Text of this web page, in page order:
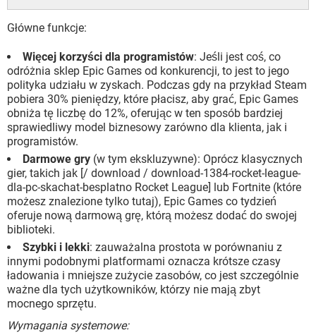
Główne funkcje:
Więcej korzyści dla programistów: Jeśli jest coś, co
odróżnia sklep Epic Games od konkurencji, to jest to jego
polityka udziału w zyskach. Podczas gdy na przykład Steam
pobiera 30% pieniędzy, które płacisz, aby grać, Epic Games
obniża tę liczbę do 12%, oferując w ten sposób bardziej
sprawiedliwy model biznesowy zarówno dla klienta, jak i
programistów.
Darmowe gry (w tym ekskluzywne): Oprócz klasycznych
gier, takich jak [/ download / download-1384-rocket-league-
dla-pc-skachat-besplatno Rocket League] lub Fortnite (które
możesz znalezione tylko tutaj), Epic Games co tydzień
oferuje nową darmową grę, którą możesz dodać do swojej
biblioteki.
Szybki i lekki: zauważalna prostota w porównaniu z
innymi podobnymi platformami oznacza krótsze czasy
ładowania i mniejsze zużycie zasobów, co jest szczególnie
ważne dla tych użytkowników, którzy nie mają zbyt
mocnego sprzętu.
Wymagania systemowe: